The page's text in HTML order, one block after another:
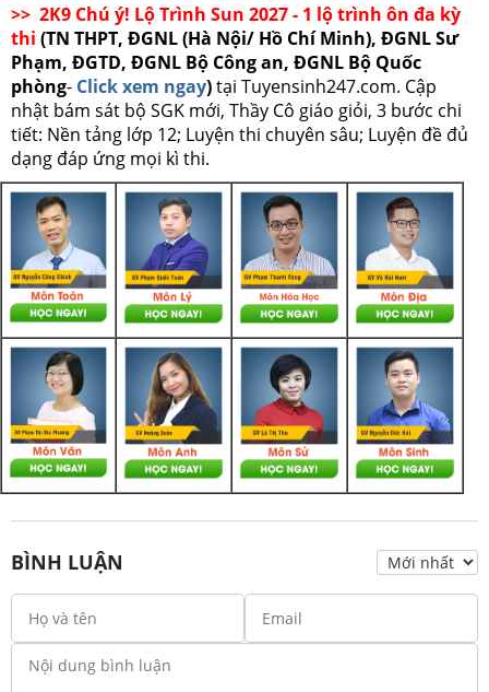
>> 2K9 Chú ý! Lộ Trình Sun 2027 - 1 lộ trình ôn đa kỳ
thi (TN THPT, ĐGNL (Hà Nội/ Hồ Chí Minh), ĐGNL Sư
Phạm, ĐGTD, ĐGNL Bộ Công an, ĐGNL Bộ Quốc
phòng- Click xem ngay)tại Tuyensinh247.com. Cập
nhật bám sát bộ SGK mới, Thầy Cô giáo giỏi, 3 bước chi
tiết: Nền tảng lớp 12; Luyện thi chuyên sâu; Luyện đề đủ
dạng đáp ứng mọi kì thi.
BÌNH LUẬN